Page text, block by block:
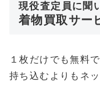
現役査定員に聞
着物買取サー
１枚だけでも無料
持ち込むよりもネ